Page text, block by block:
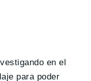
en el
para poder